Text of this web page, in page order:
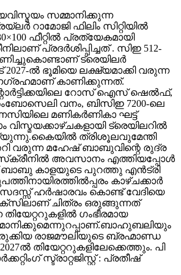
സമ്മാനിക്കുന്ന
റാമോജി ഫിലിം സിറ്റിയിൽ
ഫീറ്റിൽ പ്രത്യേകമായി
പ്രദർശിപ്പിച്ചത് . സിഇ 512-
ട്രെയിലര്‍
2027-ല്‍ ഭൂമിയെ ലക്ഷ്യമാക്കി വരുന്ന
കാണിക്കുന്നത്.
റോസ് ഐസ് ഷെല്‍ഫ്,
വനം, ബിസിഇ 7200-ലെ
മണികര്‍ണികാ ഘട്ട്
ട്രെയിലറില്‍
ത്രിശൂലവുമേന്തി
വരുന്ന മഹേഷ് ബാബുവിന്റെ രുദ്ര
അവസാനം എത്തിയപ്പോൾ
ബാബു കാളയുടെ പുറത്തു എൻട്രി
കാഴ്ചക്കാർ
സദസ്സ് ഹർഷാരവം കൊണ്ട് വേദിയെ
ചിത്രം ഒരുങ്ങുന്നത്
ഗംഭീരമായ
രാജമൗലിയുടെ ബ്രഹ്മാണ്ഡ
തിയേറ്ററുകളിലേക്കെത്തും. പി
സ്ട്രാറ്റജിസ്റ്റ് : പ്രതീഷ്